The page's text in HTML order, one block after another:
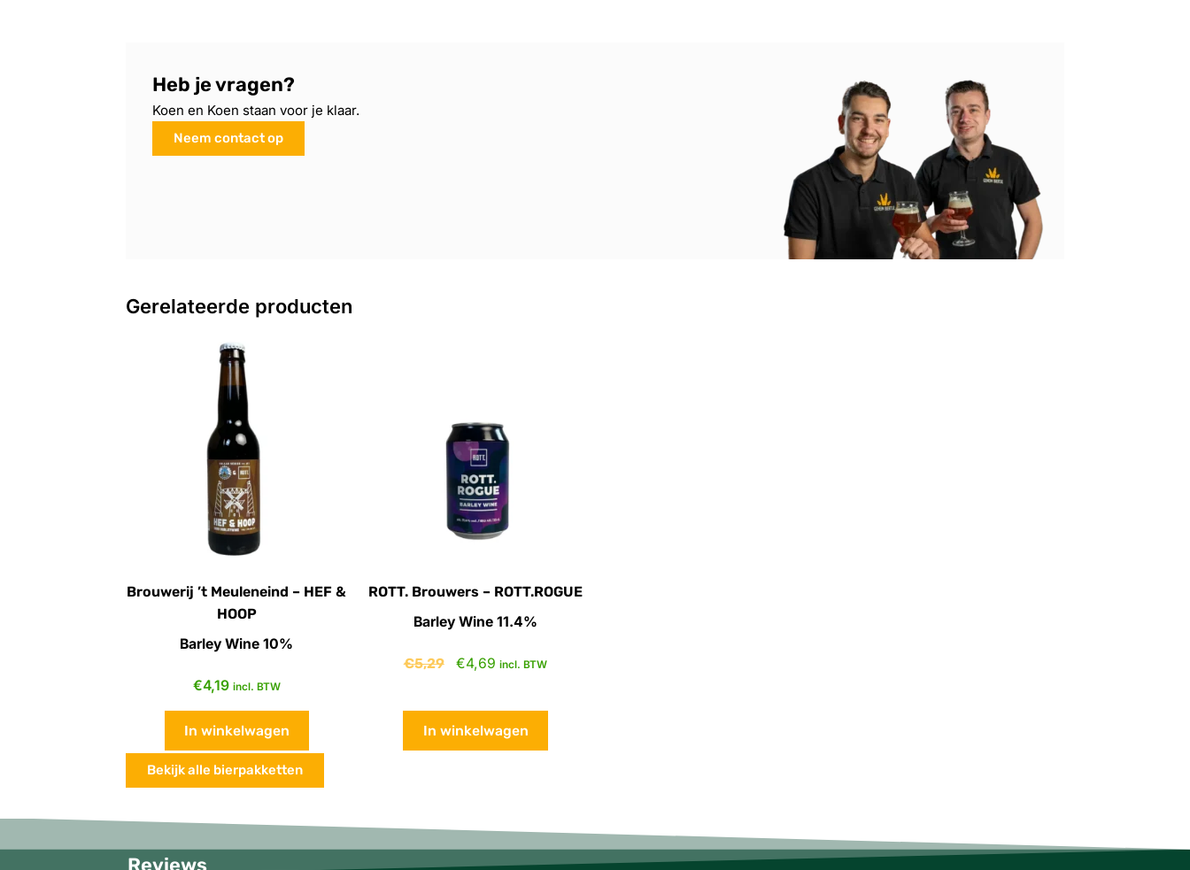
Heb je vragen?
Koen en Koen staan voor je klaar.
Neem contact op
Gerelateerde producten
Brouwerij ’t Meuleneind – HEF &
HOOP
Barley Wine 10%
€4,19 incl. BTW
In winkelwagen
ROTT. Brouwers – ROTT.ROGUE
Barley Wine 11.4%
€5,29 €4,69 incl. BTW
In winkelwagen
Bekijk alle bierpakketten